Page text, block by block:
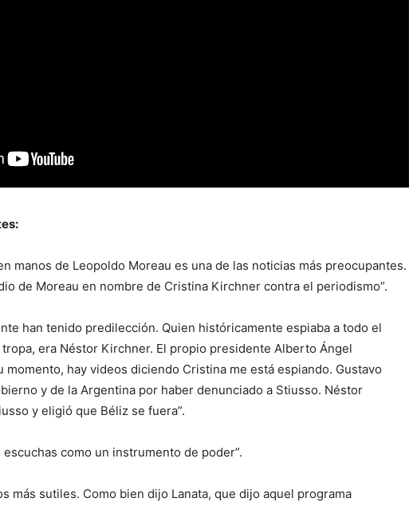
manos de Leopoldo Moreau es una de las noticias más preocupantes.
de Moreau en nombre de Cristina Kirchner contra el periodismo”.
han tenido predilección. Quien históricamente espiaba a todo el
era Néstor Kirchner. El propio presidente Alberto Ángel
momento, hay videos diciendo Cristina me está espiando. Gustavo
y de la Argentina por haber denunciado a Stiusso. Néstor
y eligió que Béliz se fuera”.
como un instrumento de poder”.
más sutiles. Como bien dijo Lanata, que dijo aquel programa